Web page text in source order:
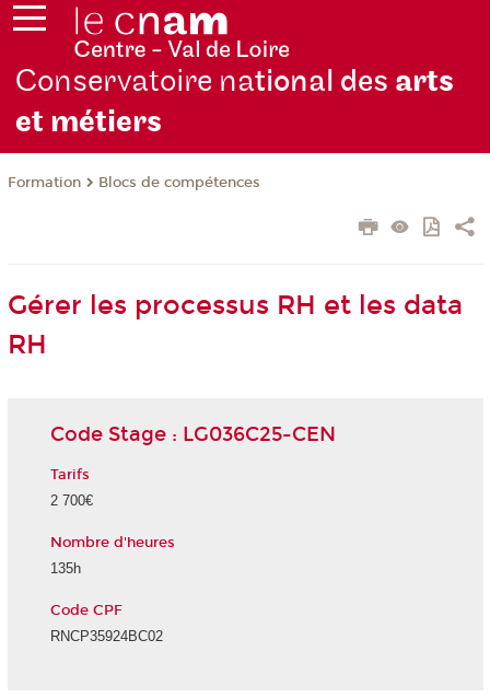
Conservatoire national des arts
et métiers
Formation Blocs de compétences
Gérer les processus RH et les data
RH
Code Stage : LG036C25-CEN
Tarifs
2 700€
Nombre d'heures
135h
Code CPF
RNCP35924BC02